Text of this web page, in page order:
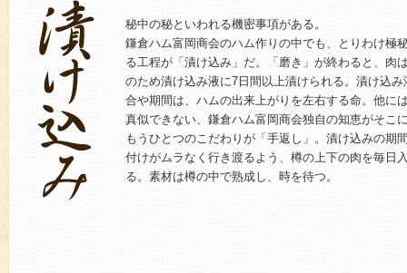
秘中の秘といわれる機密事項がある。
鎌倉ハム富岡商会のハム作りの中でも、とりわけ極
る工程が「漬け込み」だ。「磨き」が終わると、肉
のため漬け込み液に7日間以上漬けられる。漬け込み
合や期間は、ハムの出来上がりを左右する命。他に
真似できない、鎌倉ハム富岡商会独自の知恵がそこ
もうひとつのこだわりが「手返し」。漬け込みの期
付けがムラなく行き渡るよう、樽の上下の肉を毎日
る。素材は樽の中で熟成し、時を待つ。